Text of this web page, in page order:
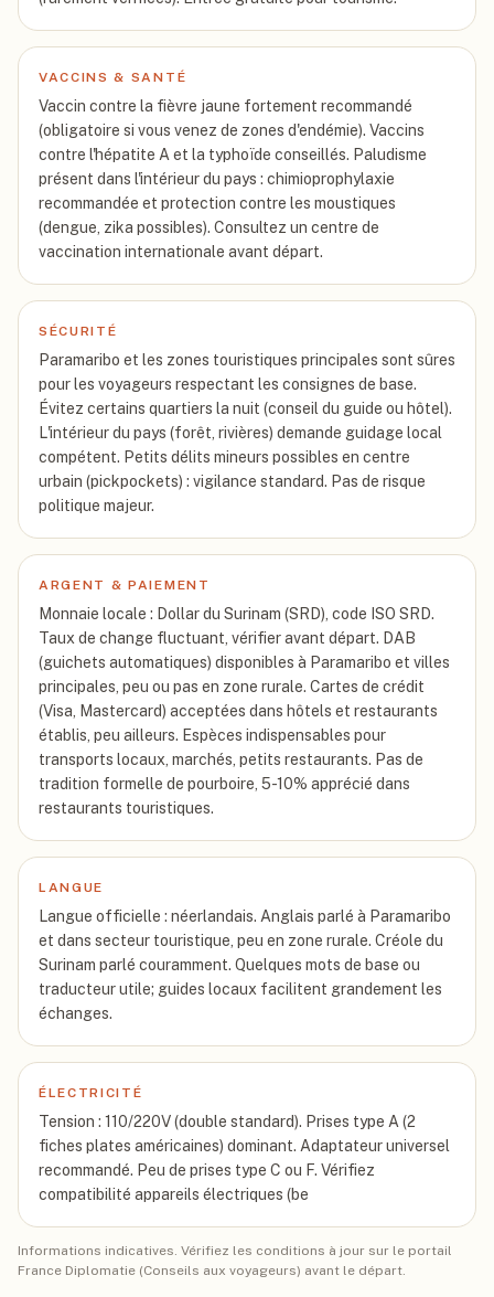
VACCINS & SANTÉ
Vaccin contre la fièvre jaune fortement recommandé
(obligatoire si vous venez de zones d'endémie). Vaccins
contre l'hépatite A et la typhoïde conseillés. Paludisme
présent dans l'intérieur du pays : chimioprophylaxie
recommandée et protection contre les moustiques
(dengue, zika possibles). Consultez un centre de
vaccination internationale avant départ.
SÉCURITÉ
Paramaribo et les zones touristiques principales sont sûres
pour les voyageurs respectant les consignes de base.
Évitez certains quartiers la nuit (conseil du guide ou hôtel).
L'intérieur du pays (forêt, rivières) demande guidage local
compétent. Petits délits mineurs possibles en centre
urbain (pickpockets) : vigilance standard. Pas de risque
politique majeur.
ARGENT & PAIEMENT
Monnaie locale : Dollar du Surinam (SRD), code ISO SRD.
Taux de change fluctuant, vérifier avant départ. DAB
(guichets automatiques) disponibles à Paramaribo et villes
principales, peu ou pas en zone rurale. Cartes de crédit
(Visa, Mastercard) acceptées dans hôtels et restaurants
établis, peu ailleurs. Espèces indispensables pour
transports locaux, marchés, petits restaurants. Pas de
tradition formelle de pourboire, 5-10% apprécié dans
restaurants touristiques.
LANGUE
Langue officielle : néerlandais. Anglais parlé à Paramaribo
et dans secteur touristique, peu en zone rurale. Créole du
Surinam parlé couramment. Quelques mots de base ou
traducteur utile; guides locaux facilitent grandement les
échanges.
ÉLECTRICITÉ
Tension : 110/220V (double standard). Prises type A (2
fiches plates américaines) dominant. Adaptateur universel
recommandé. Peu de prises type C ou F. Vérifiez
compatibilité appareils électriques (be
Informations indicatives. Vérifiez les conditions à jour sur le portail
France Diplomatie (Conseils aux voyageurs) avant le départ.